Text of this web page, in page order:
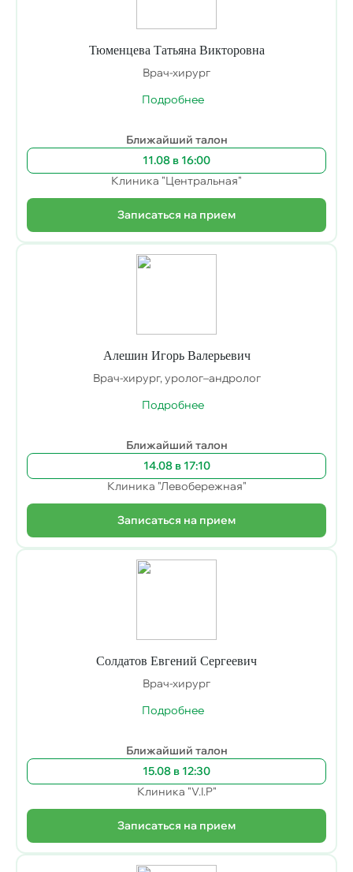
Тюменцева Татьяна Викторовна
Врач-хирург
Подробнее
Ближайший талон
11.08 в 16:00
Клиника "Центральная"
Записаться на прием
Алешин Игорь Валерьевич
Врач-хирург, уролог–андролог
Подробнее
Ближайший талон
14.08 в 17:10
Клиника "Левобережная"
Записаться на прием
Солдатов Евгений Сергеевич
Врач-хирург
Подробнее
Ближайший талон
15.08 в 12:30
Клиника "V.I.P"
Записаться на прием